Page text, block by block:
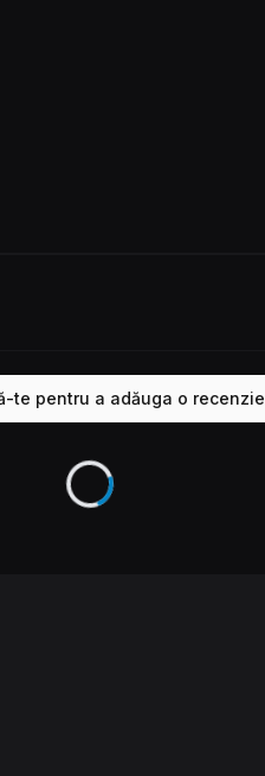
te pentru a adăuga o recenzie
Se încarcă...